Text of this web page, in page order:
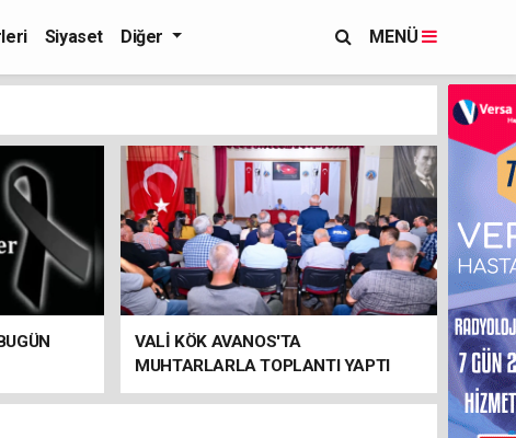
Siyaset Diğer MENÜ
VALİ KÖK AVANOS'TA
MUHTARLARLA TOPLANTI YAPTI